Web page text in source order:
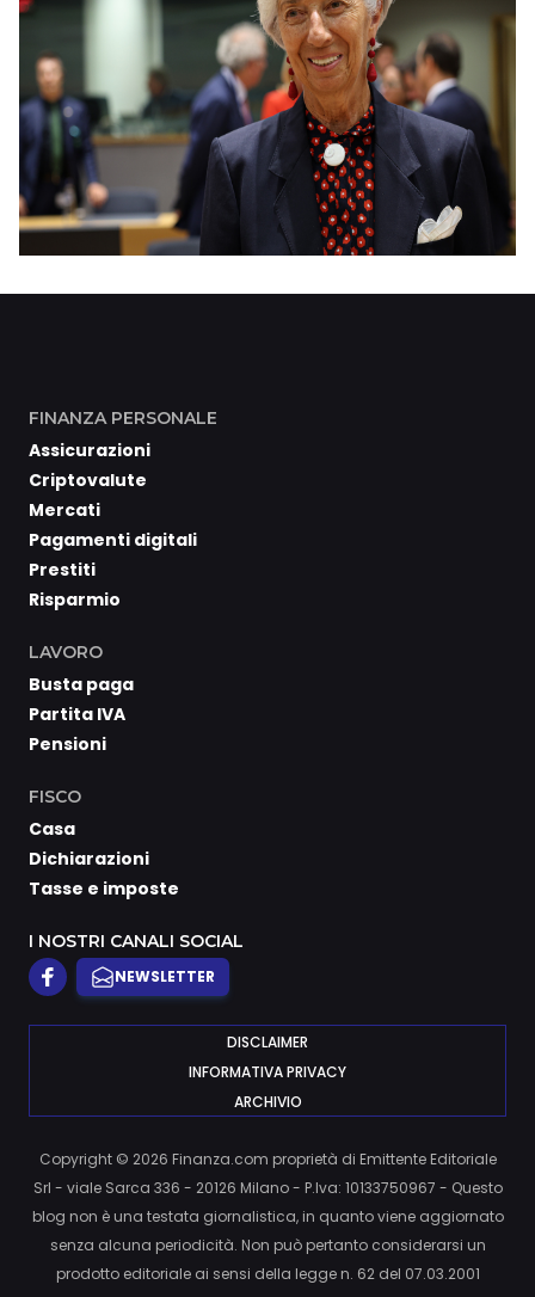
FINANZA PERSONALE
Assicurazioni
Criptovalute
Mercati
Pagamenti digitali
Prestiti
Risparmio
LAVORO
Busta paga
Partita IVA
Pensioni
FISCO
Casa
Dichiarazioni
Tasse e imposte
I NOSTRI CANALI SOCIAL
NEWSLETTER
DISCLAIMER
INFORMATIVA PRIVACY
ARCHIVIO
Copyright © 2026 Finanza.com proprietà di Emittente Editoriale
Srl - viale Sarca 336 - 20126 Milano - P.Iva: 10133750967 - Questo
blog non è una testata giornalistica, in quanto viene aggiornato
senza alcuna periodicità. Non può pertanto considerarsi un
prodotto editoriale ai sensi della legge n. 62 del 07.03.2001